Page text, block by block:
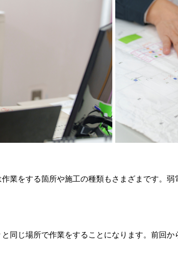
業をする箇所や施工の種類もさまざまです。
同じ場所で作業をすることになります。前回